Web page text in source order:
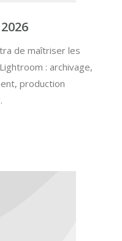
de maîtriser les
: archivage,
production